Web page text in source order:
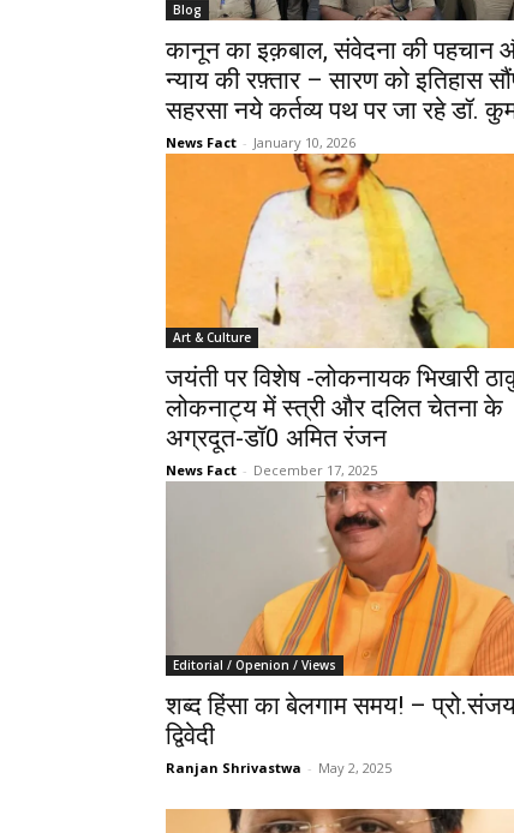
Blog
कानून का इक़बाल, संवेदना की पहचान
न्याय की रफ़्तार – सारण को इतिहास
सहरसा नये कर्तव्य पथ पर जा रहे डॉ.
News Fact - January 10, 2026
Art & Culture
जयंती पर विशेष -लोकनायक भिखारी
लोकनाट्य में स्त्री और दलित चेतना के
अग्रदूत-डॉ0 अमित रंजन
News Fact - December 17, 2025
Editorial / Openion / Views
शब्द हिंसा का बेलगाम समय! –
द्विवेदी
Ranjan Shrivastwa - May 2, 2025